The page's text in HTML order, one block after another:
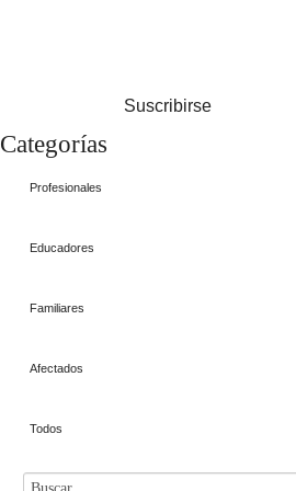
Suscribirse
Categorías
Profesionales
Educadores
Familiares
Afectados
Todos